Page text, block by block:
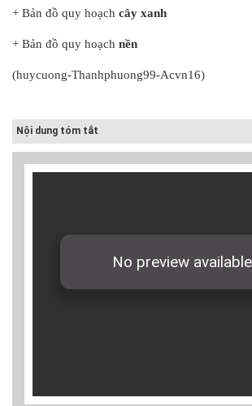
+ Bản đồ quy hoạch cây xanh
+ Bản đồ quy hoạch nền
(huycuong-Thanhphuong99-Acvn16)
Nội dung tóm tắt